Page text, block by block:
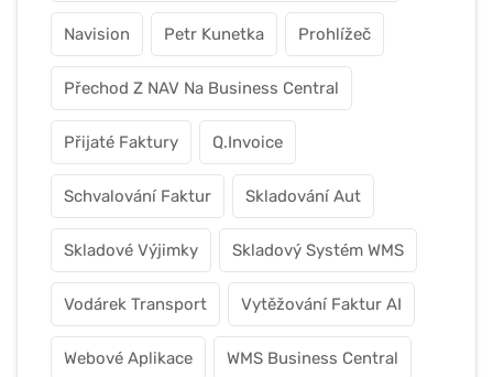
Navision Petr Kunetka Prohlížeč
Přechod Z NAV Na Business Central
Přijaté Faktury Q.Invoice
Schvalování Faktur Skladování Aut
Skladové Výjimky Skladový Systém WMS
Vodárek Transport Vytěžování Faktur AI
Webové Aplikace WMS Business Central